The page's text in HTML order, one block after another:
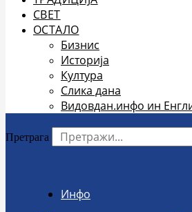
СВЕТ
ОСТАЛО
Бизнис
Историја
Култура
Слика дана
Видовдан.инфо ин
Претрага
Инфо